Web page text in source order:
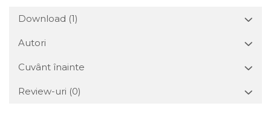
Download (1)
Autori
Cuvânt înainte
Review-uri (0)